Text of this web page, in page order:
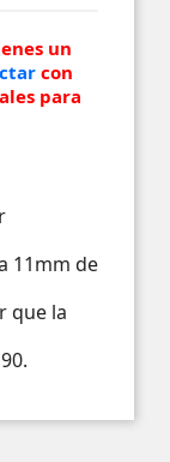
un
con
para
11mm de
que la